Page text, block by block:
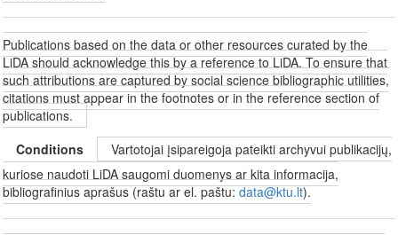
Publications based on the data or other resources curated by the
LiDA should acknowledge this by a reference to LiDA. To ensure that
such attributions are captured by social science bibliographic utilities,
citations must appear in the footnotes or in the reference section of
publications.
Conditions
Vartotojai įsipareigoja pateikti archyvui publikacijų,
kuriose naudoti LiDA saugomi duomenys ar kita informacija,
bibliografinius aprašus (raštu ar el. paštu:data@ktu.lt).